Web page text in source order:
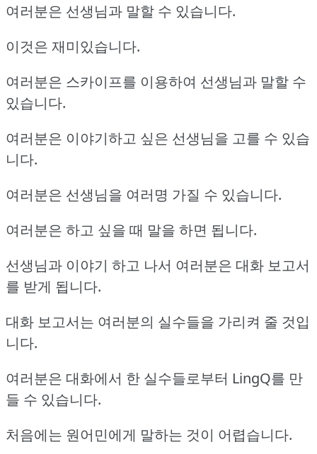
여러분은 선생님과 말할 수 있습니다.
이것은 재미있습니다.
여러분은 스카이프를 이용하여 선생님과 말할 수
있습니다.
여러분은 이야기하고 싶은 선생님을 고를 수 있습
니다.
여러분은 선생님을 여러명 가질 수 있습니다.
여러분은 하고 싶을 때 말을 하면 됩니다.
선생님과 이야기 하고 나서 여러분은 대화 보고서
를 받게 됩니다.
대화 보고서는 여러분의 실수들을 가리켜 줄 것입
니다.
여러분은 대화에서 한 실수들로부터 LingQ를 만
들 수 있습니다.
처음에는 원어민에게 말하는 것이 어렵습니다.